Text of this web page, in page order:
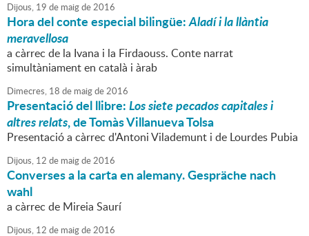
Dijous, 19 de maigde2016
Hora del conte especial bilingüe:Aladí i la llàntia
meravellosa
a càrrec de la Ivana i la Firdaouss. Conte narrat
simultàniament en català i àrab
Dimecres, 18 de maigde2016
Presentació del llibre:Los siete pecados capitales i
altres relats, de Tomàs Villanueva Tolsa
Presentació a càrrec d'Antoni Vilademunt i de Lourdes Pubia
Dijous, 12 de maigde2016
Converses a la carta en alemany. Gespräche nach
wahl
a càrrec de Mireia Saurí
Dijous, 12 de maigde2016